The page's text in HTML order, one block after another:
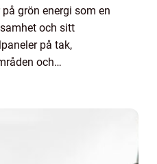
grön energi som en
och sitt
på tak,
och